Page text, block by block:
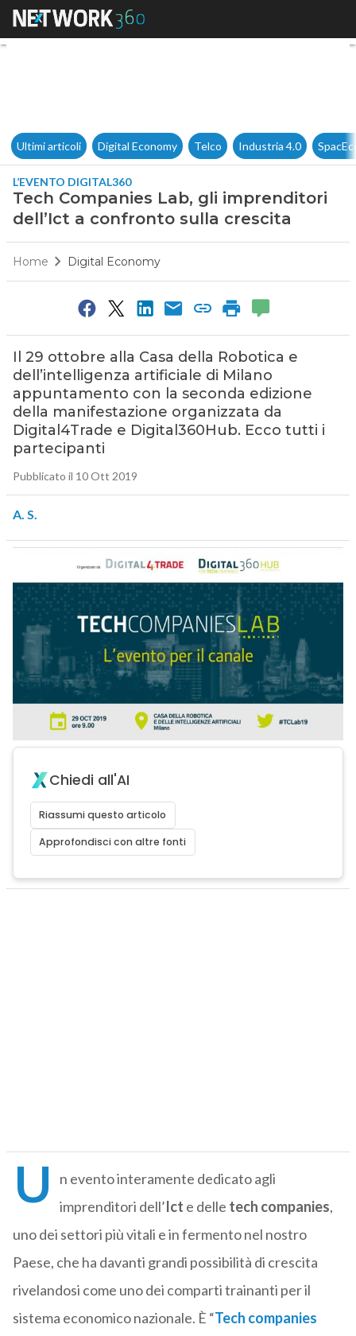
Tech Companies Lab, gli
Ultimi articoli Digital Economy Telco Industria 4.0
L’EVENTO DIGITAL360
Tech Companies Lab, gli imprenditori
dell’Ict a confronto sulla crescita
Home Digital Economy
Il 29 ottobre alla Casa della Robotica e
dell’intelligenza artificiale di Milano
appuntamento con la seconda edizione
della manifestazione organizzata da
Digital4Trade e Digital360Hub. Ecco tutti i
partecipanti
Pubblicato il 10 Ott 2019
A. S.
Chiedi all'AI
Riassumi questo articolo
Approfondisci con altre fonti
U
n evento interamente dedicato agli
imprenditori dell’Ict e delle tech companies,
uno dei settori più vitali e in fermento nel nostro
Paese, che ha davanti grandi possibilità di crescita
rivelandosi come uno dei comparti trainanti per il
sistema economico nazionale. È “Tech companies